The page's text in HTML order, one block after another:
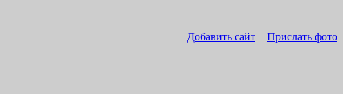
Прислать фото
Добавить сайт